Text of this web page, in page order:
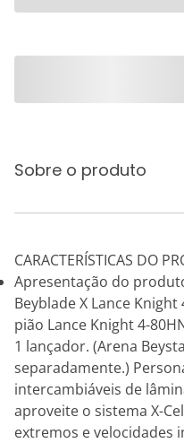
Sobre o produto
CARACTERÍSTICAS DO
Apresentação do
Beyblade X Lance
pião Lance Knight 4-
1 lançador. (Arena
separadamente.)
intercambiáveis de
aproveite o sistema X-
extremos e velocidades